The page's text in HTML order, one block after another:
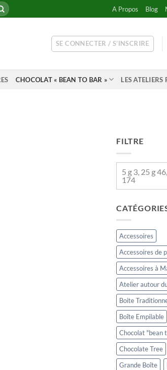
A Propos Blog
SE CONNECTER / S’INSCRIRE
CHOCOLAT « BEAN TO BAR » LES ATELIERS
FILTRE
5 g 3, 25 g
174
Accessoires
Accessoires de
Accessoires à
Atelier autour
Boite
Boîte Empilable
Chocolat "bean
Chocolate Tree
Grande Boîte